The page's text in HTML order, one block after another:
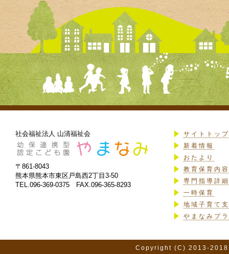
社会福祉法人 山清福祉会
〒861-8043
熊本県熊本市東区戸島西2丁目3-50
TEL.096-369-0375 FAX.096-365-8293
サイトトップ
新着情報
おたより
教育保育内
専門指導詳細
一時保育
地域子育て
やまなみプ
Copyright (C) 2013-